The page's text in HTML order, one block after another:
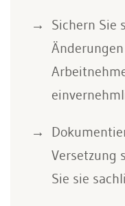
Sichern Sie
Versetzung
Sie sie